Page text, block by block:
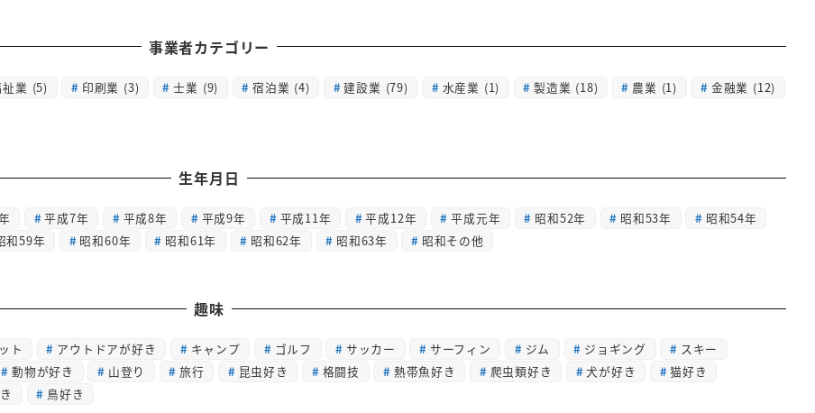
事業者カテゴリー
業 (5) 印刷業 (3) 士業 (9) 宿泊業 (4) 建設業 (79) 水産業 (1) 製造業 (18) 農業 (1) 金融業 (12)
生年月日
平成7年 平成8年 平成9年 平成11年 平成12年 平成元年 昭和52年 昭和53年
昭和54年
和59年 昭和60年 昭和61年 昭和62年 昭和63年 昭和その他
趣味
ト アウトドアが好き キャンプ ゴルフ サッカー サーフィン ジム ジョギング
スキー
動物が好き 山登り 旅行 昆虫好き 格闘技 熱帯魚好き 爬虫類好き 犬が好き
猫好き
鳥好き